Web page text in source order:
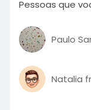
Pessoas que
Paulo
Natalia